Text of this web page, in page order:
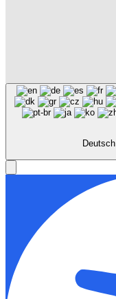
Deutsch